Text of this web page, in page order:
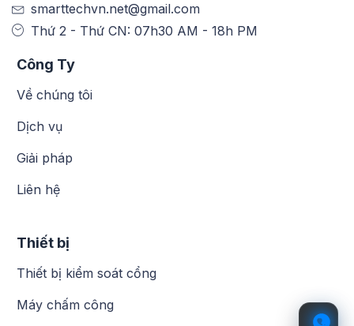
smarttechvn.net@gmail.com
Thứ 2 - Thứ CN: 07h30 AM - 18h PM
Công Ty
Về chúng tôi
Dịch vụ
Giải pháp
Liên hệ
Thiết bị
Thiết bị kiểm soát cổng
Máy chấm công